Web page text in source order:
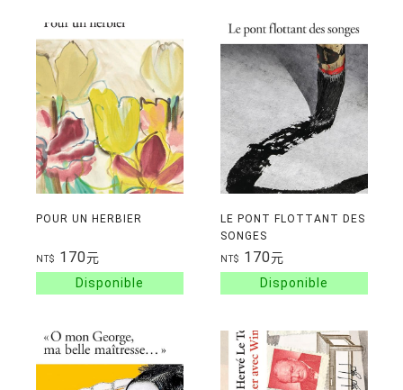
POUR UN HERBIER
NT$ 170元
LE PONT FLOTTANT DES
SONGES
NT$ 170元